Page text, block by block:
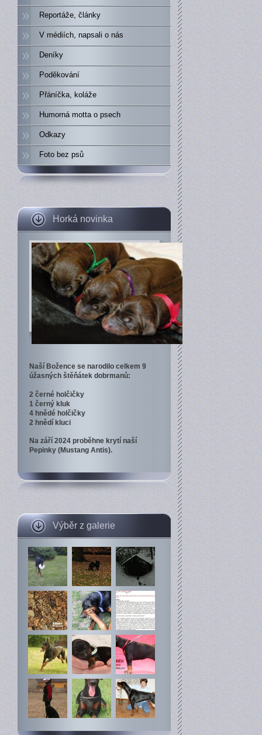
Reportáže, články
V médiích, napsali o nás
Deníky
Poděkování
Přáníčka, koláže
Humorná motta o psech
Odkazy
Foto bez psů
Horká novinka
Naší Božence se narodilo celkem 9
úžasných štěňátek dobrmanů:
2 černé holčičky
1 černý kluk
4 hnědé holčičky
2 hnědí kluci
Na září 2024 proběhne krytí naší
Pepinky (Mustang Antis).
Výběr z galerie